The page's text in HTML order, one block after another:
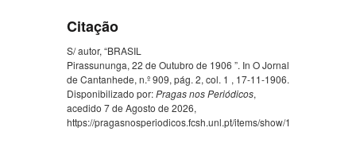
Citação
S/ autor, “BRASIL
Pirassununga, 22 de Outubro de 1906 ”. In O Jornal
de Cantanhede, n.º 909, pág. 2, col. 1 , 17-11-1906.
Disponibilizado por:Pragas nos Periódicos,
acedido 7 de Agosto de 2026,
https://pragasnosperiodicos.fcsh.unl.pt/items/show/1010